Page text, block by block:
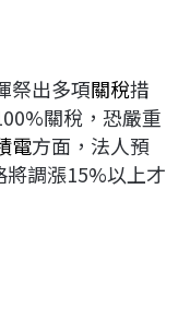
祭出多項關稅措
關稅，恐嚴重
電方面，法人預
調漲15%以上才